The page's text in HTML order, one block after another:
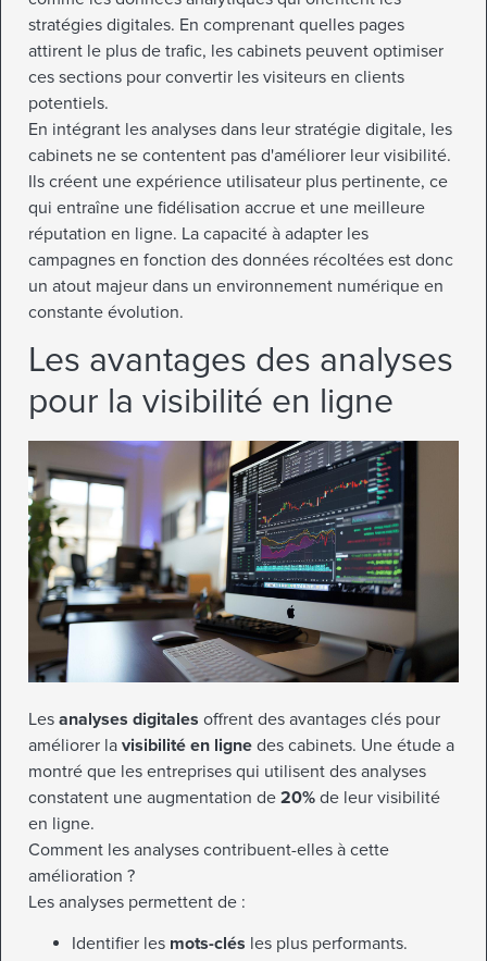
stratégies digitales. En comprenant quelles pages
attirent le plus de trafic, les cabinets peuvent optimiser
ces sections pour convertir les visiteurs en clients
potentiels.
En intégrant les analyses dans leur stratégie digitale, les
cabinets ne se contentent pas d'améliorer leur visibilité.
Ils créent une expérience utilisateur plus pertinente, ce
qui entraîne une fidélisation accrue et une meilleure
réputation en ligne. La capacité à adapter les
campagnes en fonction des données récoltées est donc
un atout majeur dans un environnement numérique en
constante évolution.
Les avantages des analyses
pour la visibilité en ligne
Les analyses digitales offrent des avantages clés pour
améliorer la visibilité en ligne des cabinets. Une étude a
montré que les entreprises qui utilisent des analyses
constatent une augmentation de 20% de leur visibilité
en ligne.
Comment les analyses contribuent-elles à cette
amélioration ?
Les analyses permettent de :
Identifier les mots-clés les plus performants.